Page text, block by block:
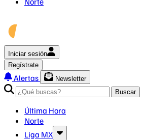
Iniciar sesión
Regístrate
Alertas
Newsletter
Buscar
Última Hora
Norte
Liga MX